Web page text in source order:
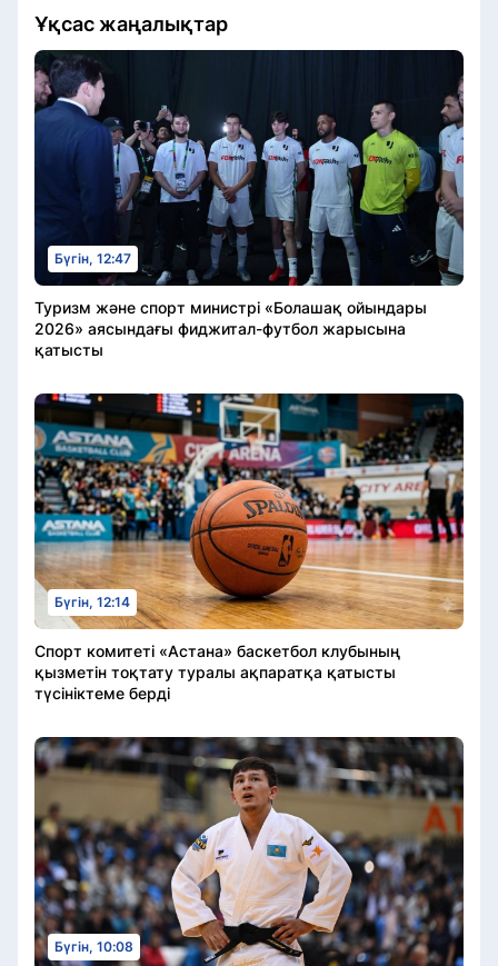
Ұқсас жаңалықтар
Бүгін, 12:47
Туризм және спорт министрі «Болашақ ойындары
2026» аясындағы фиджитал-футбол жарысына
қатысты
Бүгін, 12:14
Спорт комитеті «Астана» баскетбол клубының
қызметін тоқтату туралы ақпаратқа қатысты
түсініктеме берді
Бүгін, 10:08